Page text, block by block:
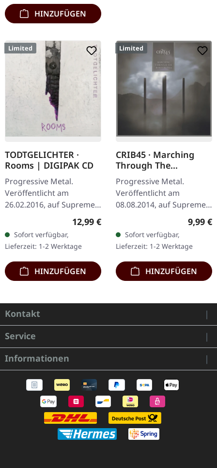
HINZUFÜGEN
Limited
TODTGELICHTER ·
Rooms | DIGIPAK CD
Progressive Metal.
Veröffentlicht am
26.02.2016, auf Supreme
Chaos Records. Limitierte
Hinreißender Avantgarde
Black Metal mit…
Regulärer Preis:
12,99 €
Sofort verfügbar,
Lieferzeit: 1-2 Werktage
HINZUFÜGEN
Limited
CRIB45 · Marching
Through The
Borderlines | DIGIPAK
CD
Progressive Metal.
Veröffentlicht am
08.08.2014, auf Supreme
Chaos Records. Limitierte
CD im DigiPak. CRIB45 aus
Finnland sind ein kleiner
Geheimtipp…
9,99 €
Sofort verfügbar,
Lieferzeit: 1-2 Werktage
HINZUFÜGEN
Kontakt
Service
Informationen